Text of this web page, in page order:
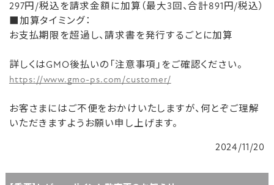
297円/税込を請求金額に加算（最大3回、合計891円/税込）
■加算タイミング：
お支払期限を超過し、請求書を発行するごとに加算
詳しくはGMO後払いの「注意事項」をご確認ください。
https://www.gmo-ps.com/customer/
お客さまにはご不便をおかけいたしますが、何とぞご理解
いただきますようお願い申し上げます。
2024/11/20